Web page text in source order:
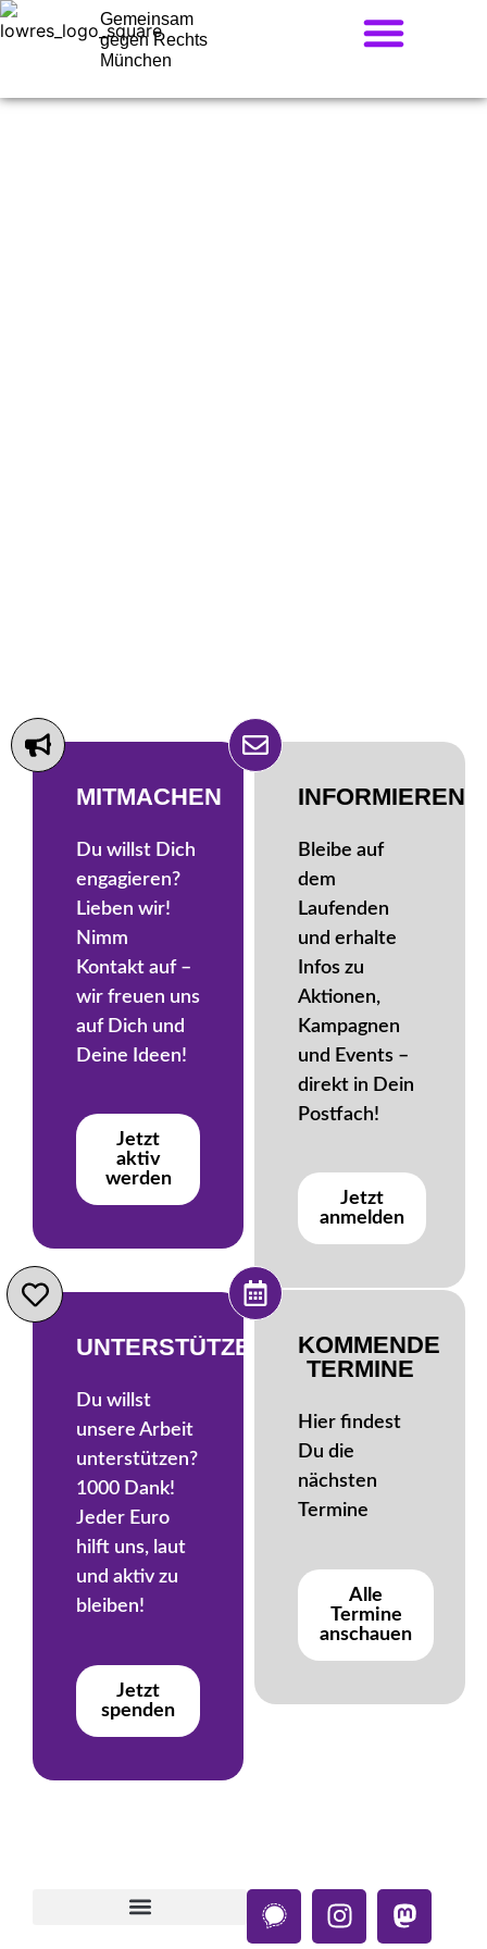
Gemeinsam
gegen Rechts
München
MITMACHEN
Du willst Dich
engagieren?
Lieben wir!
Nimm
Kontakt auf –
wir freuen uns
auf Dich und
Deine Ideen!
Jetzt
aktiv
werden
INFORMIEREN
Bleibe auf
dem
Laufenden
und erhalte
Infos zu
Aktionen,
Kampagnen
und Events –
direkt in Dein
Postfach!
Jetzt
anmelden
UNTERSTÜTZEN
Du willst
unsere Arbeit
unterstützen?
1000 Dank!
Jeder Euro
hilft uns, laut
und aktiv zu
bleiben!
Jetzt
spenden
KOMMENDE
TERMINE
Hier findest
Du die
nächsten
Termine
Alle
Termine
anschauen